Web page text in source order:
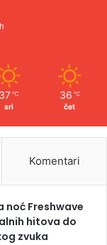
37 ℃
sri
36 ℃
čet
Komentari
noć Freshwave
hitova do
zvuka